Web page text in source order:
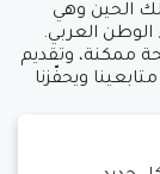
عام 2011، ومنذ ذلك الحين وهي
الوطن العربي.
ممكنة، وتقديم
ويحفّزنا